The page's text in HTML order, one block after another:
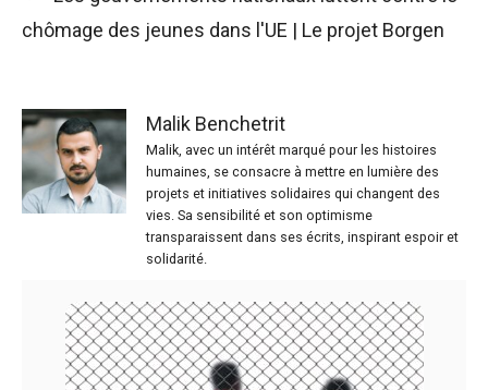
chômage des jeunes dans l'UE | Le projet Borgen
Malik Benchetrit
Malik, avec un intérêt marqué pour les histoires
humaines, se consacre à mettre en lumière des
projets et initiatives solidaires qui changent des
vies. Sa sensibilité et son optimisme
transparaissent dans ses écrits, inspirant espoir et
solidarité.